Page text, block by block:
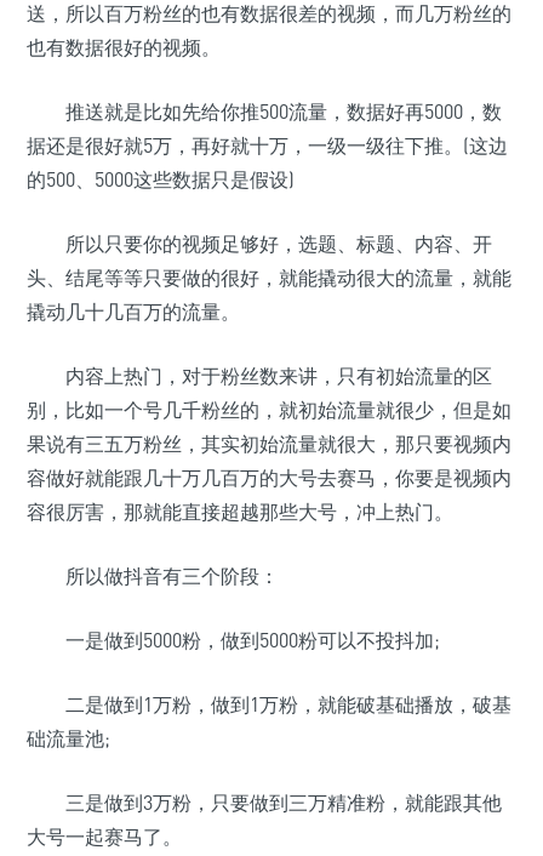
送，所以百万粉丝的也有数据很差的视频，而几万粉丝的
也有数据很好的视频。
推送就是比如先给你推500流量，数据好再5000，数
据还是很好就5万，再好就十万，一级一级往下推。(这边
的500、5000这些数据只是假设)
所以只要你的视频足够好，选题、标题、内容、开
头、结尾等等只要做的很好，就能撬动很大的流量，就能
撬动几十几百万的流量。
内容上热门，对于粉丝数来讲，只有初始流量的区
别，比如一个号几千粉丝的，就初始流量就很少，但是如
果说有三五万粉丝，其实初始流量就很大，那只要视频内
容做好就能跟几十万几百万的大号去赛马，你要是视频内
容很厉害，那就能直接超越那些大号，冲上热门。
所以做抖音有三个阶段：
一是做到5000粉，做到5000粉可以不投抖加;
二是做到1万粉，做到1万粉，就能破基础播放，破基
础流量池;
三是做到3万粉，只要做到三万精准粉，就能跟其他
大号一起赛马了。